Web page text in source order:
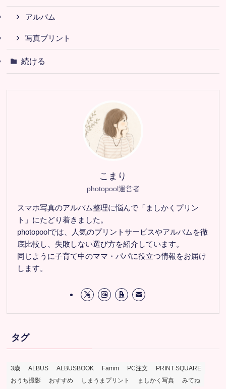
アルバム
写真プリント
続ける
こまり
photopool運営者
スマホ写真のアルバム整理に悩んで「ましかくプリン
ト」にたどり着きました。
photopoolでは、人気のプリントサービスやアルバムを徹
底比較し、失敗しない選び方を紹介しています。
同じように子育て中のママ・パパに役立つ情報をお届け
します。
タグ
3歳 ALBUS ALBUSBOOK Famm PC注文
PRINT SQUARE
おうち撮影
おすすめ しまうまプリント ましかく写真 みてね